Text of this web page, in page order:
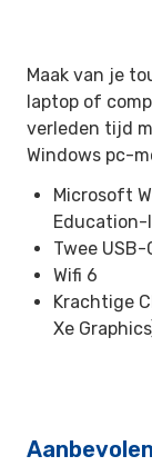
Maak van je
laptop of
verleden tijd
Windows pc-
Microsoft
Twee
Wifi 6
Krachtige
Xe